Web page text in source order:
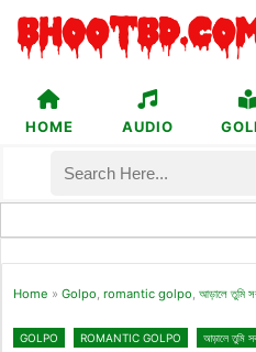
HOME AUDIO
Home » Golpo, romantic golpo, আড়ালে তুমি
GOLPO ROMANTIC GOLPO আড়ালে তুমি